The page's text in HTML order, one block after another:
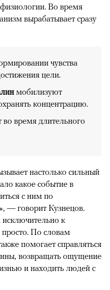
Во время
вырабатывает сразу
чувства
цели.
мобилизуют
концентрацию.
во время длительного
настолько сильный
какое событие в
с ним по
— говорит Кузнецов.
исключительно к
По словам
помогает справляться
возвращать ощущение
и находить людей с